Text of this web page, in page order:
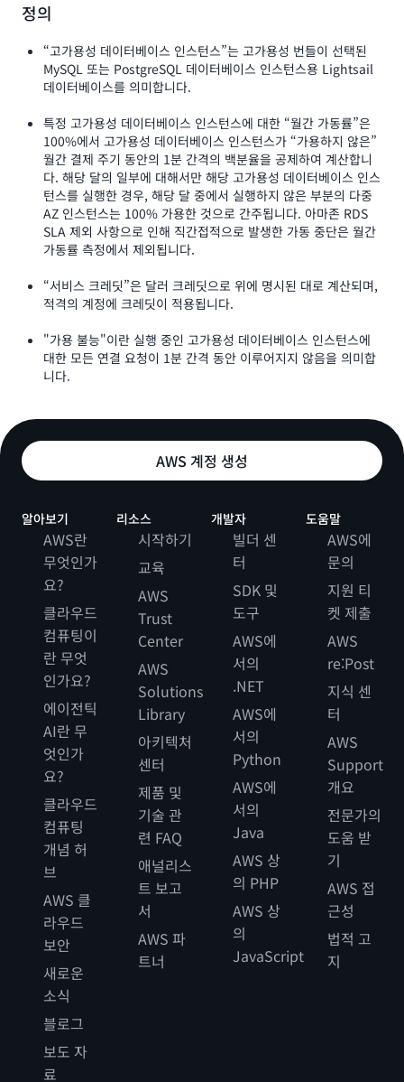
정의
“고가용성 데이터베이스 인스턴스”는 고가용성 번들이 선택된
MySQL 또는 PostgreSQL 데이터베이스 인스턴스용 Lightsail
데이터베이스를 의미합니다.
특정 고가용성 데이터베이스 인스턴스에 대한 “월간 가동률”은
100%에서 고가용성 데이터베이스 인스턴스가 “가용하지 않은”
월간 결제 주기 동안의 1분 간격의 백분율을 공제하여 계산합니
다. 해당 달의 일부에 대해서만 해당 고가용성 데이터베이스 인스
턴스를 실행한 경우, 해당 달 중에서 실행하지 않은 부분의 다중
AZ 인스턴스는 100% 가용한 것으로 간주됩니다. 아마존 RDS
SLA 제외 사항으로 인해 직간접적으로 발생한 가동 중단은 월간
가동률 측정에서 제외됩니다.
“서비스 크레딧”은 달러 크레딧으로 위에 명시된 대로 계산되며,
적격의 계정에 크레딧이 적용됩니다.
"가용 불능"이란 실행 중인 고가용성 데이터베이스 인스턴스에
대한 모든 연결 요청이 1분 간격 동안 이루어지지 않음을 의미합
니다.
AWS 계정 생성
알아보기
AWS란
무엇인가
요?
클라우드
컴퓨팅이
란 무엇
인가요?
에이전틱
AI란 무
엇인가
요?
클라우드
컴퓨팅
개념 허
브
AWS 클
라우드
보안
새로운
소식
블로그
보도 자
료
리소스
시작하기
교육
AWS
Trust
Center
AWS
Solutions
Library
아키텍처
센터
제품 및
기술 관
련 FAQ
애널리스
트 보고
서
AWS 파
트너
개발자
빌더 센
터
SDK 및
도구
AWS에
서의
.NET
AWS에
서의
Python
AWS에
서의
Java
AWS 상
의 PHP
AWS 상
의
JavaScript
도움말
AWS에
문의
지원 티
켓 제출
AWS
re:Post
지식 센
터
AWS
Support
개요
전문가의
도움 받
기
AWS 접
근성
법적 고
지